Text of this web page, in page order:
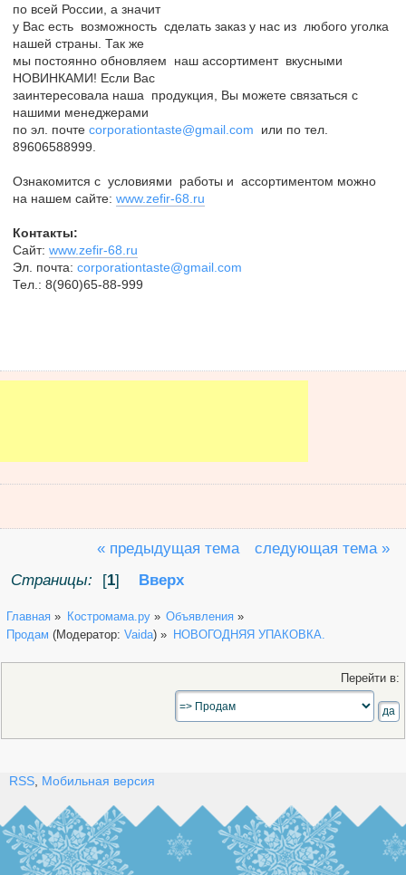
по всей России, а значит
у Вас есть возможность сделать заказ у нас из любого уголка
нашей страны. Так же
мы постоянно обновляем наш ассортимент вкусными
НОВИНКАМИ! Если Вас
заинтересовала наша продукция, Вы можете связаться с
нашими менеджерами
по эл. почте corporationtaste@gmail.com или по тел.
89606588999.
Ознакомится с условиями работы и ассортиментом можно
на нашем сайте: www.zefir-68.ru
Контакты:
Сайт: www.zefir-68.ru
Эл. почта: corporationtaste@gmail.com
Тел.: 8(960)65-88-999
« предыдущая тема
следующая тема »
Страницы:
[1] Вверх
Главная » Костромама.ру» Объявления »
Продам (Модератор: Vaida) » НОВОГОДНЯЯ УПАКОВКА.
Перейти в:
RSS, Мобильная версия